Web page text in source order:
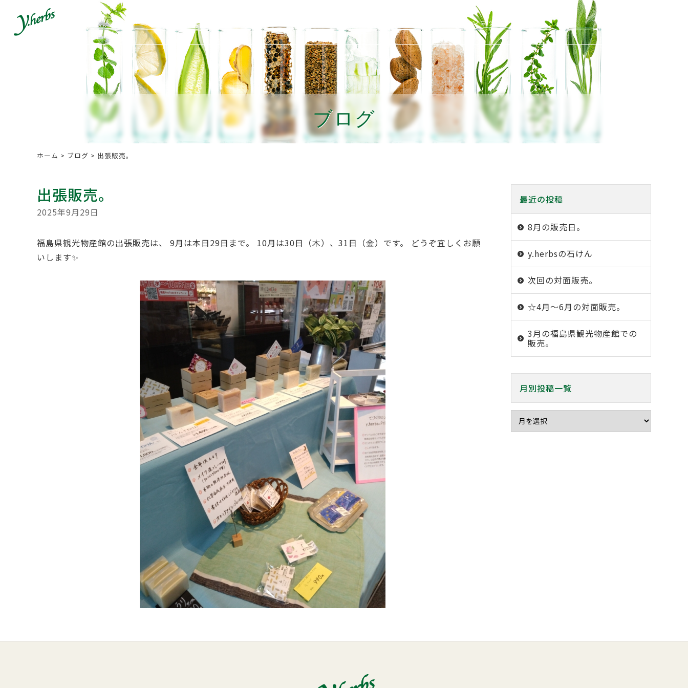
ホーム 商品一覧 ショッピング
ブログ
ホーム > ブログ > 出張販売。
出張販売。
2025年9月29日
福島県観光物産館の出張販売は、 9月は本日29日まで。 10月は30日（木）、31日（金）です。 どうぞ宜しくお願
いします✨
最近の投稿
8月の販売日。
y.herbsの石けん
次回の対面販売。
☆4月〜6月の対面販売。
3月の福島県観光物産館での
販売。
月別投稿一覧